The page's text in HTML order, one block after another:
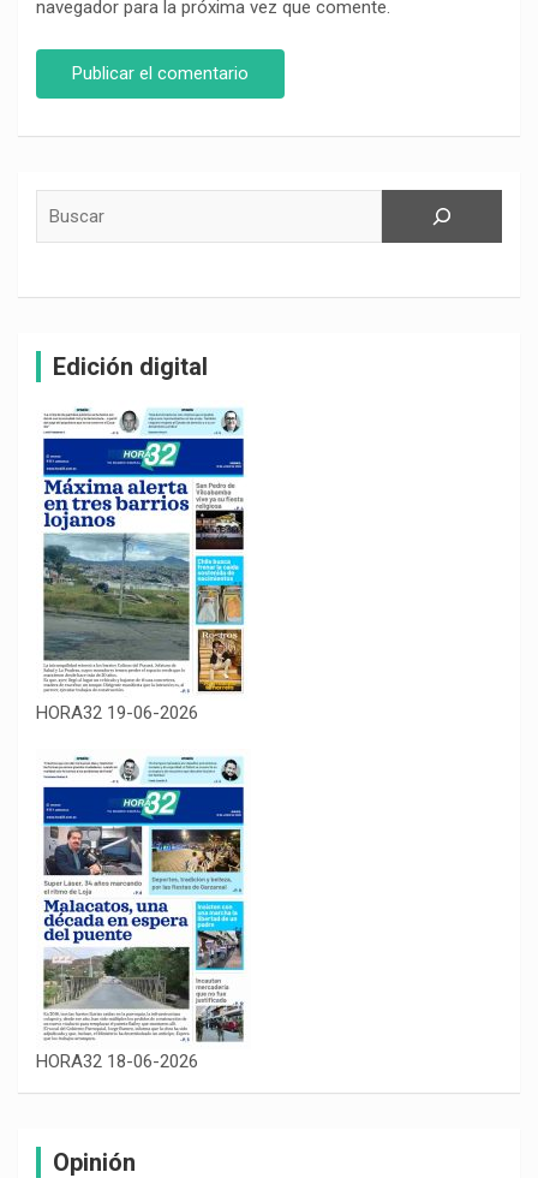
navegador para la próxima vez que comente.
Edición digital
HORA32 19-06-2026
HORA32 18-06-2026
Opinión